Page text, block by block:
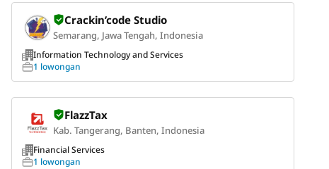
Crackin’code Studio
Semarang, Jawa Tengah, Indonesia
Information Technology and Services
1 lowongan
FlazzTax
Kab. Tangerang, Banten, Indonesia
Financial Services
1 lowongan